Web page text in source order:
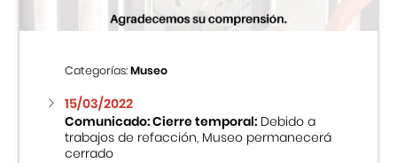
Categorías:Museo
15/03/2022
Comunicado: Cierre temporal:Debido a
trabajos de refacción, Museo permanecerá
cerrado